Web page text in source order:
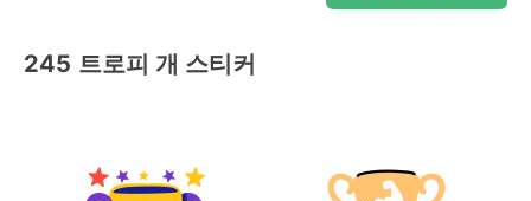
245 트로피 개 스티커